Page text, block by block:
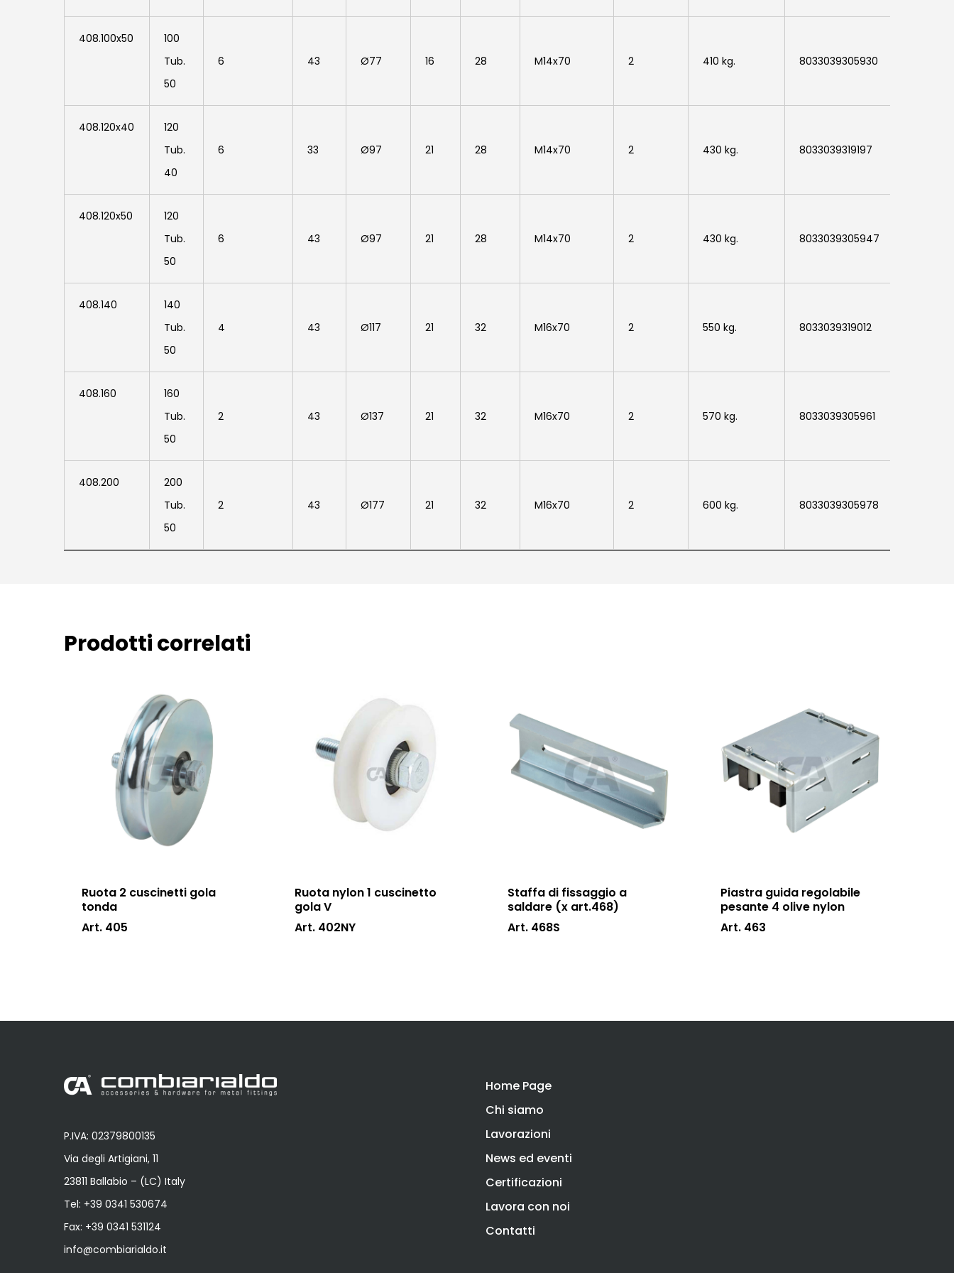
100
Tub.
50
6 43 Ø77 16 28 M14x70 2 410 kg. 8033039305930
120
Tub.
40
6 33 Ø97 21 28 M14x70 2 430 kg. 8033039319197
120
Tub.
50
6 43 Ø97 21 28 M14x70 2 430 kg. 8033039305947
140
Tub.
50
4 43 Ø117 21 32 M16x70 2 550 kg. 8033039319012
160
Tub.
50
2 43 Ø137 21 32 M16x70 2 570 kg. 8033039305961
200
Tub.
50
2 43 Ø177 21 32 M16x70 2 600 kg. 8033039305978
408.100x50
408.120x40
408.120x50
408.140
408.160
408.200
Prodotti correlati
Ruota 2 cuscinetti gola
tonda
Art. 405
Ruota nylon 1 cuscinetto
gola V
Art. 402NY
Staffa di fissaggio a
saldare (x art.468)
Art. 468S
Piastra guida regolabile
pesante 4 olive nylon
Art. 463
P.IVA: 02379800135
Via degli Artigiani, 11
23811 Ballabio – (LC) Italy
Tel: +39 0341 530674
Fax: +39 0341 531124
info@combiarialdo.it
Home Page
Chi siamo
Lavorazioni
News ed eventi
Certificazioni
Lavora con noi
Contatti
News ed eventi
Downloads
Contatti